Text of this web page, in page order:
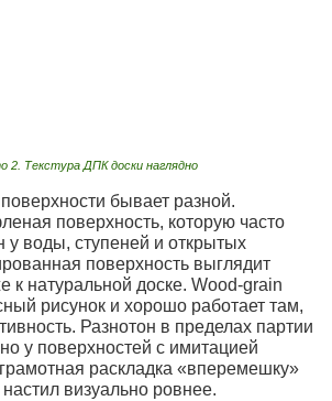
2. Текстура ДПК доски наглядно
бывает разной.
поверхность, которую часто
у воды, ступеней и открытых
поверхность выглядит
к натуральной доске. Wood-grain
рисунок и хорошо работает там,
Разнотон в пределах партии
у поверхностей с имитацией
раскладка «вперемешку»
визуально ровнее.